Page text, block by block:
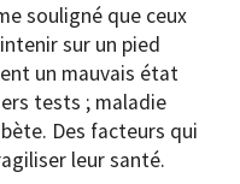
souligné que ceux
sur un pied
un mauvais état
tests ; maladie
Des facteurs qui
leur santé.